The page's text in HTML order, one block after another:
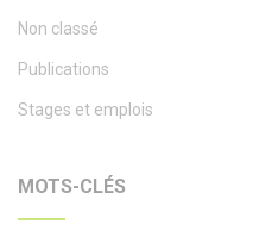
Non classé
Publications
Stages et emplois
MOTS-CLÉS